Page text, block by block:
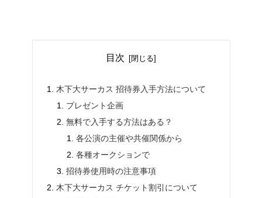
目次
木下大サーカス 招待券入手方法について
プレゼント企画
無料で入手する方法はある？
各公演の主催や共催関係から
各種オークションで
招待券使用時の注意事項
木下大サーカス チケット割引について